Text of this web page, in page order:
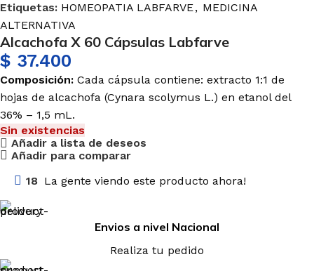
Etiquetas: HOMEOPATIA LABFARVE, MEDICINA
ALTERNATIVA
Alcachofa X 60 Cápsulas Labfarve
$ 37.400
Composición: Cada cápsula contiene: extracto 1:1 de
hojas de alcachofa (Cynara scolymus L.) en etanol del
36% – 1,5 mL.
Sin existencias
Añadir a lista de deseos
Añadir para comparar
18 La gente viendo este producto ahora!
Envios a nivel Nacional
Realiza tu pedido